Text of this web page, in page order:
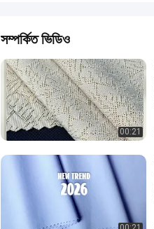
সম্পর্কিত ভিডিও
00:21